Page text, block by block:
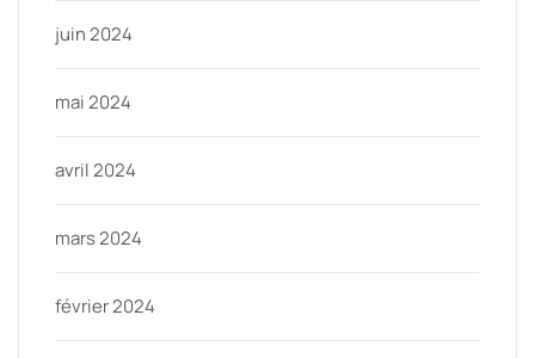
juin 2024
mai 2024
avril 2024
mars 2024
février 2024